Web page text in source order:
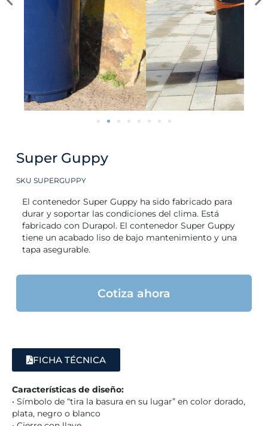
Super Guppy
SKU SUPERGUPPY
El contenedor Super Guppy ha sido fabricado para
durar y soportar las condiciones del clima. Está
fabricado con Durapol. El contenedor Super Guppy
tiene un acabado liso de bajo mantenimiento y una
tapa asegurable.
Cotiza ahora
FICHA TÉCNICA
Características de diseño:
• Símbolo de “tira la basura en su lugar” en color dorado,
plata, negro o blanco